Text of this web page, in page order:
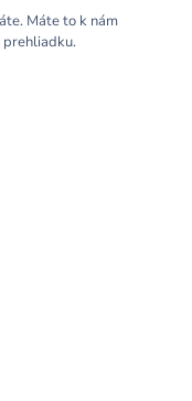
Máte to k nám
prehliadku.